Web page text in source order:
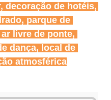
decoração de hotéis,
parque de
livre de ponte,
dança, local de